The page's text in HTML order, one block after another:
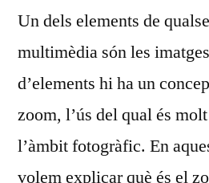
Un dels elements de
multimèdia són les
d’elements hi ha un
zoom, l’ús del qual és
l’àmbit fotogràfic. En
volem explicar què és el